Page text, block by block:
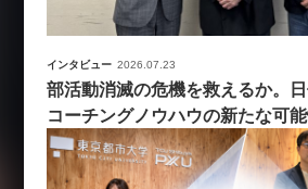
インタビュー 2026.07.23
部活動消滅の危機を救えるか。日
コーチングノウハウの新たな可